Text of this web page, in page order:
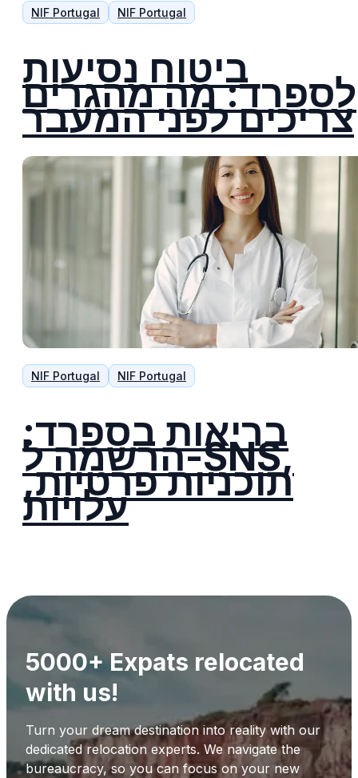
NIF Portugal NIF Portugal
ביטוח נסיעות
לספרד: מה מהגרים
צריכים לפני המעבר
NIF Portugal NIF Portugal
בריאות בספרד:
הרשמה ל-SNS,
תוכניות פרטיות,
עלויות
5000+ Expats relocated
with us!
Turn your dream destination into reality with our
dedicated relocation experts. We navigate the
bureaucracy, so you can focus on your new